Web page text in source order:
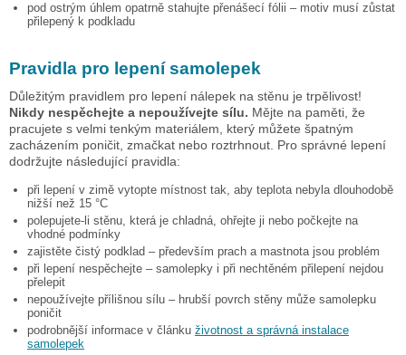
pod ostrým úhlem opatrně stahujte přenášecí fólii – motiv musí zůstat
přilepený k podkladu
Pravidla pro lepení samolepek
Důležitým pravidlem pro lepení nálepek na stěnu je trpělivost!
Nikdy nespěchejte a nepoužívejte sílu. Mějte na paměti, že
pracujete s velmi tenkým materiálem, který můžete špatným
zacházením poničit, zmačkat nebo roztrhnout. Pro správné lepení
dodržujte následující pravidla:
při lepení v zimě vytopte místnost tak, aby teplota nebyla dlouhodobě
nižší než 15 °C
polepujete-li stěnu, která je chladná, ohřejte ji nebo počkejte na
vhodné podmínky
zajistěte čistý podklad – především prach a mastnota jsou problém
při lepení nespěchejte – samolepky i při nechtěném přilepení nejdou
přelepit
nepoužívejte přílišnou sílu – hrubší povrch stěny může samolepku
poničit
podrobnější informace v článku životnost a správná instalace
samolepek